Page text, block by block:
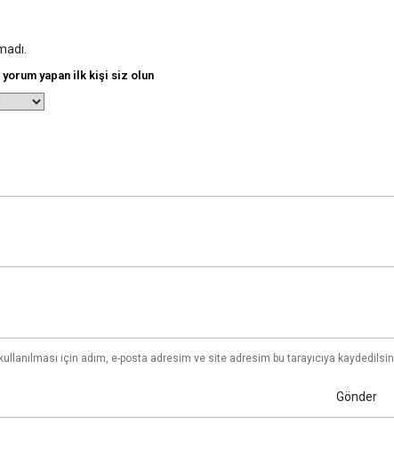
yorum yapan ilk kişi siz olun
için adım, e-posta adresim ve site adresim bu tarayıcıya kaydedilsin.